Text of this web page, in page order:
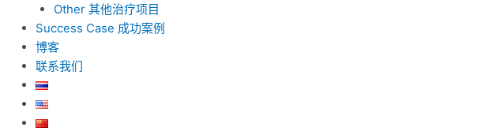
Other 其他治疗项目
Success Case 成功案例
博客
联系我们